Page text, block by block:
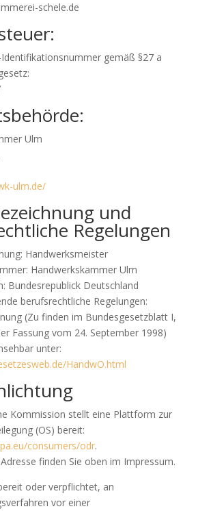
schele.de
gemäß §27 a
Ulm
ulm.de/
und
Regelungen
Handwerksmeister
Handwerkskammer Ulm
Bundesrepublick Deutschland
berufsrechtliche Regelungen:
(Zu finden im Bundesgesetzblatt I,
Fassung vom 24. September 1998)
unter:
HandwO.html
Kommission stellt eine Plattform zur
(OS) bereit:
consumers/odr.
finden Sie oben im Impressum.
oder verpflichtet, an
vor einer